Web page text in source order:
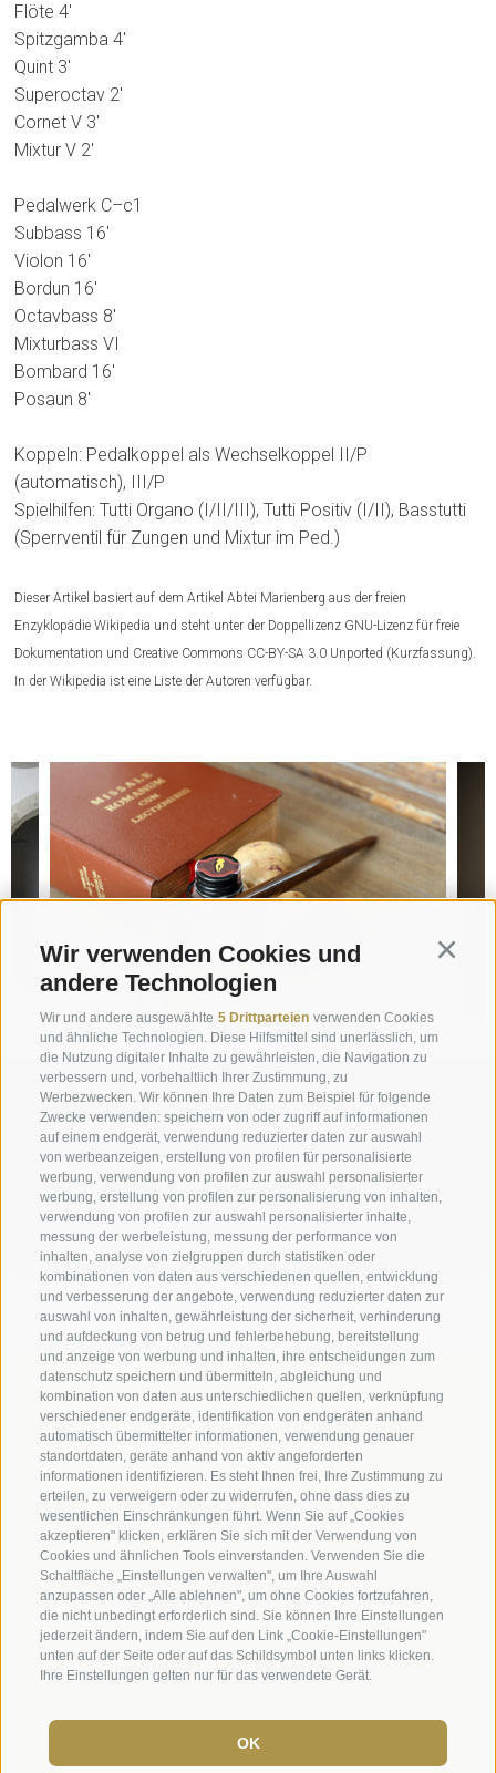
Wir verwenden Cookies und
andere Technologien
Wir und andere ausgewählte 5 Drittparteien verwenden Cookies
und ähnliche Technologien. Diese Hilfsmittel sind unerlässlich, um
die Nutzung digitaler Inhalte zu gewährleisten, die Navigation zu
verbessern und, vorbehaltlich Ihrer Zustimmung, zu
Werbezwecken. Wir können Ihre Daten zum Beispiel für folgende
Zwecke verwenden: speichern von oder zugriff auf informationen
auf einem endgerät, verwendung reduzierter daten zur auswahl
von werbeanzeigen, erstellung von profilen für personalisierte
werbung, verwendung von profilen zur auswahl personalisierter
werbung, erstellung von profilen zur personalisierung von inhalten,
verwendung von profilen zur auswahl personalisierter inhalte,
messung der werbeleistung, messung der performance von
inhalten, analyse von zielgruppen durch statistiken oder
kombinationen von daten aus verschiedenen quellen, entwicklung
und verbesserung der angebote, verwendung reduzierter daten zur
auswahl von inhalten, gewährleistung der sicherheit, verhinderung
und aufdeckung von betrug und fehlerbehebung, bereitstellung
und anzeige von werbung und inhalten, ihre entscheidungen zum
datenschutz speichern und übermitteln, abgleichung und
kombination von daten aus unterschiedlichen quellen, verknüpfung
verschiedener endgeräte, identifikation von endgeräten anhand
automatisch übermittelter informationen, verwendung genauer
standortdaten, geräte anhand von aktiv angeforderten
informationen identifizieren. Es steht Ihnen frei, Ihre Zustimmung zu
erteilen, zu verweigern oder zu widerrufen, ohne dass dies zu
wesentlichen Einschränkungen führt. Wenn Sie auf „Cookies
akzeptieren" klicken, erklären Sie sich mit der Verwendung von
Cookies und ähnlichen Tools einverstanden. Verwenden Sie die
Schaltfläche „Einstellungen verwalten", um Ihre Auswahl
anzupassen oder „Alle ablehnen", um ohne Cookies fortzufahren,
die nicht unbedingt erforderlich sind. Sie können Ihre Einstellungen
jederzeit ändern, indem Sie auf den Link „Cookie-Einstellungen"
unten auf der Seite oder auf das Schildsymbol unten links klicken.
Ihre Einstellungen gelten nur für das verwendete Gerät.
OK
Flöte 4′
Spitzgamba 4′
Quint 3′
Superoctav 2′
Cornet V 3′
Mixtur V 2′
Pedalwerk C–c1
Subbass 16′
Violon 16′
Bordun 16′
Octavbass 8′
Mixturbass VI
Bombard 16′
Posaun 8′
Koppeln: Pedalkoppel als Wechselkoppel II/P
(automatisch), III/P
Spielhilfen: Tutti Organo (I/II/III), Tutti Positiv (I/II), Basstutti
(Sperrventil für Zungen und Mixtur im Ped.)
Dieser Artikel basiert auf dem Artikel Abtei Marienberg aus der freien
Enzyklopädie Wikipedia und steht unter der Doppellizenz GNU-Lizenz für freie
Dokumentation und Creative Commons CC-BY-SA 3.0 Unported (Kurzfassung).
In der Wikipedia ist eine Liste der Autoren verfügbar.
Anfrage
info@marienberg.it
+39 0473 843980
Impressum | Transparenz | Sitemap | Cookie-Richtlinie
Privacy | Cookie Präferenzen
Benediktinerstift Marienberg
Schlinig 1
39024 Mals
Italien - BZ
Museumsleitung und Verwaltung
Tel.+39 0473 843989
Email: verwaltung@marienberg.it
Kloster
Email: info@marienberg.it